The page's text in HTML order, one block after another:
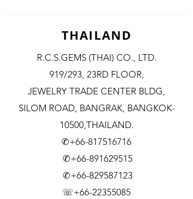
THAILAND
R.C.S.GEMS (THAI) CO., LTD.
919/293, 23RD FLOOR,
JEWELRY TRADE CENTER BLDG,
SILOM ROAD, BANGRAK, BANGKOK-
10500,THAILAND.
✆+66-817516716
✆+66-891629515
✆+66-829587123
☏+66-22355085